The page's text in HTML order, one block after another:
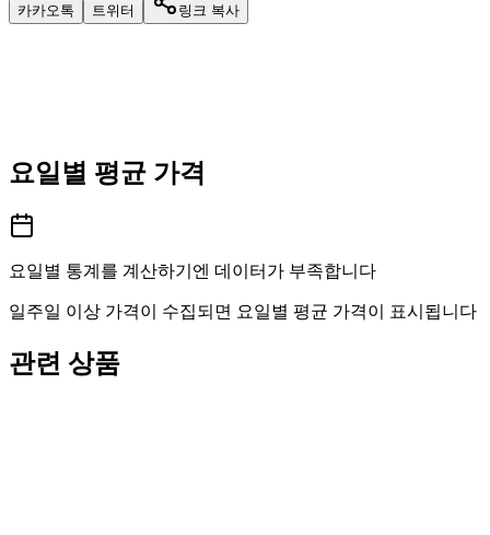
카카오톡 트위터 링크 복사
요일별 평균 가격
요일별 통계를 계산하기엔 데이터가 부족합니다
일주일 이상 가격이 수집되면 요일별 평균 가격이 표시됩니다
관련 상품